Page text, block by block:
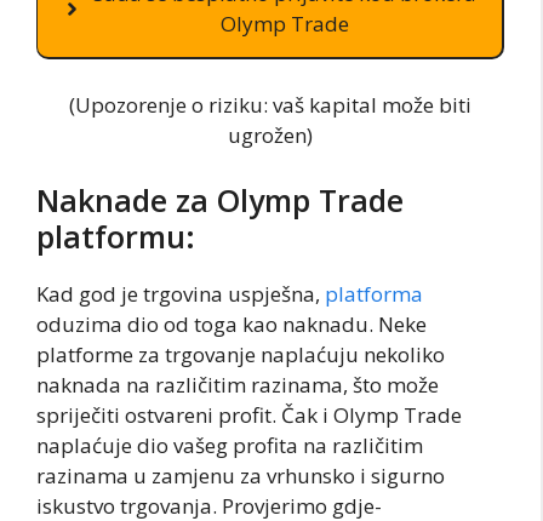
Olymp Trade
(Upozorenje o riziku: vaš kapital može biti
ugrožen)
Naknade za Olymp Trade
platformu:
Kad god je trgovina uspješna, platforma
oduzima dio od toga kao naknadu. Neke
platforme za trgovanje naplaćuju nekoliko
naknada na različitim razinama, što može
spriječiti ostvareni profit. Čak i Olymp Trade
naplaćuje dio vašeg profita na različitim
razinama u zamjenu za vrhunsko i sigurno
iskustvo trgovanja. Provjerimo gdje-